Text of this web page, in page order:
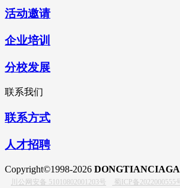
活动邀请
企业培训
分校发展
联系我们
联系方式
人才招聘
Copyright©1998-2026
川公网安备 51010802001203号 蜀ICP备2022000555